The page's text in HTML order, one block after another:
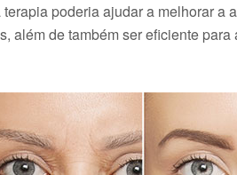
poderia ajudar a melhorar a
além de também ser eficiente para